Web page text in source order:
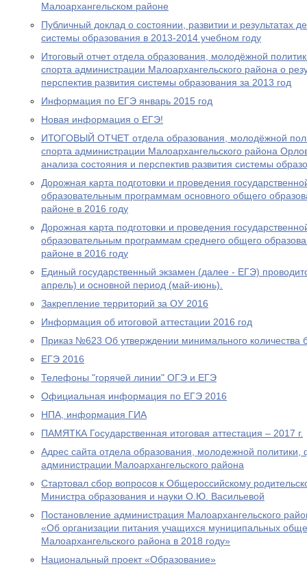
Малоархангельском районе
Публичный доклад о состоянии, развитии и результатах
системы образования в 2013-2014 учебном году
Итоговый отчет отдела образования, молодёжной
спорта администрации Малоархангельского района о
перспектив развития системы образования за 2013 год
Информация по ЕГЭ январь 2015 год
Новая информация о ЕГЭ!
ИТОГОВЫЙ ОТЧЕТ отдела образования, молодёжной
спорта администрации Малоархангельского района
анализа состояния и перспектив развития системы
Дорожная карта подготовки и проведения
образовательным программам основного общего
районе в 2016 году
Дорожная карта подготовки и проведения
образовательным программам среднего общего
районе в 2016 году
Единый государственный экзамен (далее - ЕГЭ)
апрель) и основной период (май-июнь).
Закрепление территорий за ОУ 2016
Информация об итоговой аттестации 2016 год
Приказ №623 Об утверждении минимального
ЕГЭ 2016
Телефоны "горячей линии" ОГЭ и ЕГЭ
Официальная информация по ЕГЭ 2016
НПА, информация ГИА
ПАМЯТКА Государственная итоговая аттестация – 2017 г.
Адрес сайта отдела образования, молодежной политики,
администрации Малоархангельского района
Стартовал сбор вопросов к Общероссийскому
Министра образования и науки О.Ю. Васильевой
Постановление администрация Малоархангельского
«Об организации питания учащихся муниципальных
Малоархангельского района в 2018 году»
Национальный проект «Образование»